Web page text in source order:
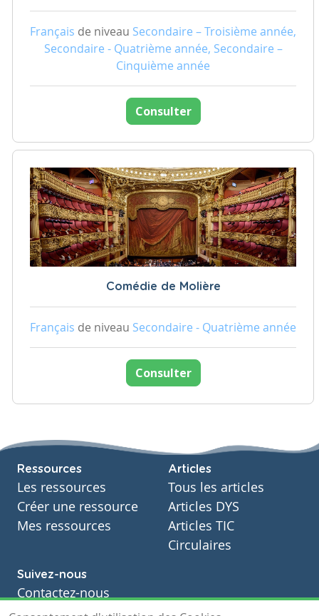
Français de niveau Secondaire – Troisième année,
Secondaire - Quatrième année, Secondaire –
Cinquième année
Consulter
Comédie de Molière
Français de niveau Secondaire - Quatrième année
Consulter
Ressources
Les ressources
Créer une ressource
Mes ressources
Articles
Tous les articles
Articles DYS
Articles TIC
Circulaires
Suivez-nous
Contactez-nous
Soutien scolaire